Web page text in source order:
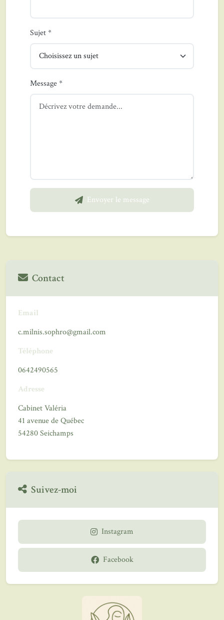
Sujet *
Message *
Envoyer le message
Contact
Email
c.milnis.sophro@gmail.com
Téléphone
0642490565
Adresse
Cabinet Valéria
41 avenue de Québec
54280 Seichamps
Suivez-moi
Instagram
Facebook